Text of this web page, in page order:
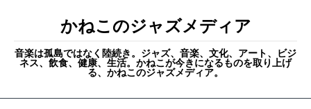
かねこのジャズメディア
音楽は孤島ではなく陸続き。ジャズ、音楽、文化、アート、ビジ
ネス、飲食、健康、生活。かねこが今きになるものを取り上げ
る、かねこのジャズメディア。